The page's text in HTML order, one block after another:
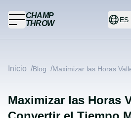
CHAMP
THROW
ES
Inicio /Blog /Maximizar las Horas
Maximizar las Horas